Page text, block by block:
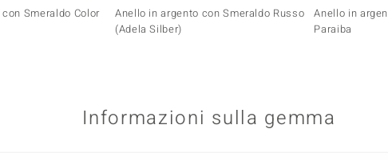
Smeraldo Color
Anello in argento con Smeraldo Russo
(Adela Silber)
Anello in
Paraiba
Informazioni sulla gemma